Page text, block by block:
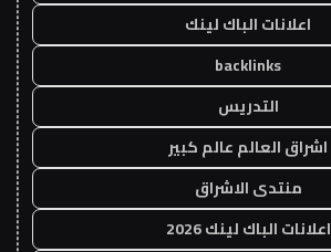
اعلانات الباك لينك
backlinks
التدريس
اشراق العالم عالم كبير
منتدى الاشراق
اعلانات الباك لينك 2026